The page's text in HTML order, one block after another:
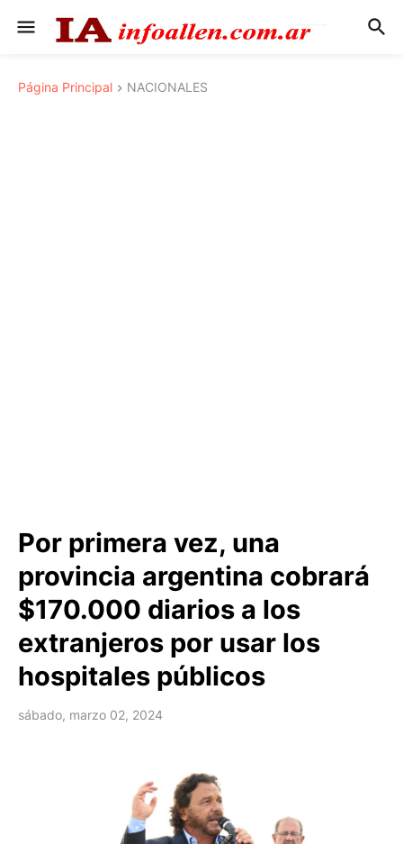
Página Principal NACIONALES
Por primera vez, una
provincia argentina cobrará
$170.000 diarios a los
extranjeros por usar los
hospitales públicos
sábado, marzo 02, 2024